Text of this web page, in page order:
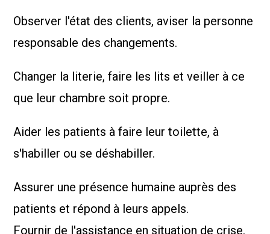
Observer l'état des clients, aviser la personne
responsable des changements.
Changer la literie, faire les lits et veiller à ce
que leur chambre soit propre.
Aider les patients à faire leur toilette, à
s'habiller ou se déshabiller.
Assurer une présence humaine auprès des
patients et répond à leurs appels.
Fournir de l'assistance en situation de crise.